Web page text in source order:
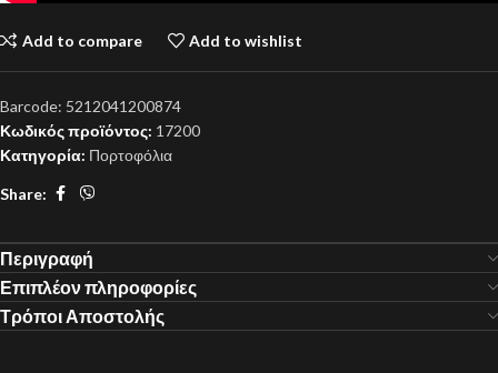
Add to compare Add to wishlist
Barcode: 5212041200874
Κωδικός προϊόντος: 17200
Κατηγορία: Πορτοφόλια
Share:
Περιγραφή
Επιπλέον πληροφορίες
Τρόποι Αποστολής